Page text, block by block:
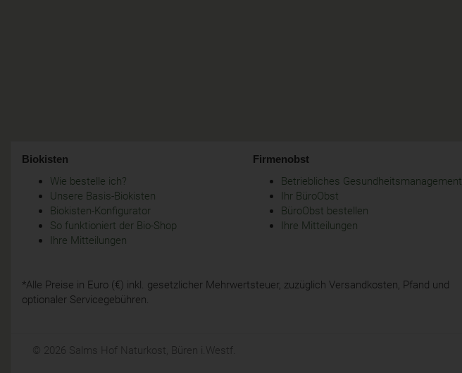
Biokisten
Wie bestelle ich?
Unsere Basis-Biokisten
Biokisten-Konfigurator
So funktioniert der Bio-Shop
Ihre Mitteilungen
Firmenobst
Betriebliches Gesundheitsmanagement
Ihr BüroObst
BüroObst bestellen
Ihre Mitteilungen
*Alle Preise in Euro (€) inkl. gesetzlicher Mehrwertsteuer, zuzüglich Versandkosten, Pfand und
optionaler Servicegebühren.
© 2026 Salms Hof Naturkost, Büren i.Westf.